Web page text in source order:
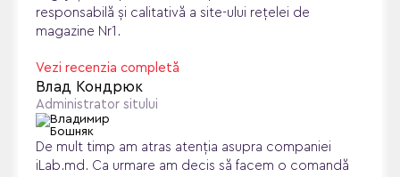
responsabilă și calitativă a site-ului rețelei de
magazine Nr1.
Vezi recenzia completă
Влад Кондрюк
Administrator sitului
De mult timp am atras atenţia asupra companiei
iLab.md. Ca urmare am decis să facem o comandă